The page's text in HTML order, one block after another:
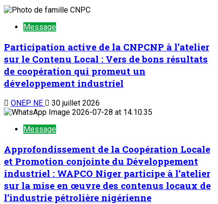
Message
Participation active de la CNPCNP à l’atelier
sur le Contenu Local : Vers de bons résultats
de coopération qui promeut un
développement industriel
ONEP NE 30 juillet 2026
Message
Approfondissement de la Coopération Locale
et Promotion conjointe du Développement
industriel : WAPCO Niger participe à l’atelier
sur la mise en œuvre des contenus locaux de
l’industrie pétrolière nigérienne